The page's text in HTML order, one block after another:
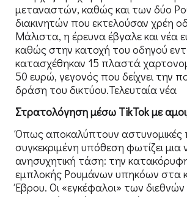
μεταναστών, καθώς και των δύο
διακινητών που εκτελούσαν χρέη
Μάλιστα, η έρευνα έβγαλε και νέα
καθώς στην κατοχή του οδηγού
κατασχέθηκαν 15 πλαστά
50 ευρώ, γεγονός που δείχνει την
δράση του δικτύου.Τελευταία νέα
Στρατολόγηση μέσω TikTok με
Όπως αποκαλύπτουν αστυνομικές
συγκεκριμένη υπόθεση φωτίζει
ανησυχητική τάση: την
εμπλοκής Ρουμάνων υπηκόων στα
Έβρου. Οι «εγκέφαλοι» των